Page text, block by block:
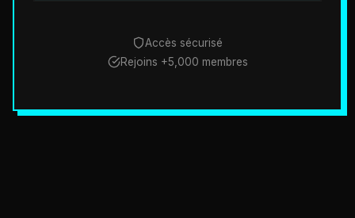
Accès sécurisé
Rejoins +5,000 membres